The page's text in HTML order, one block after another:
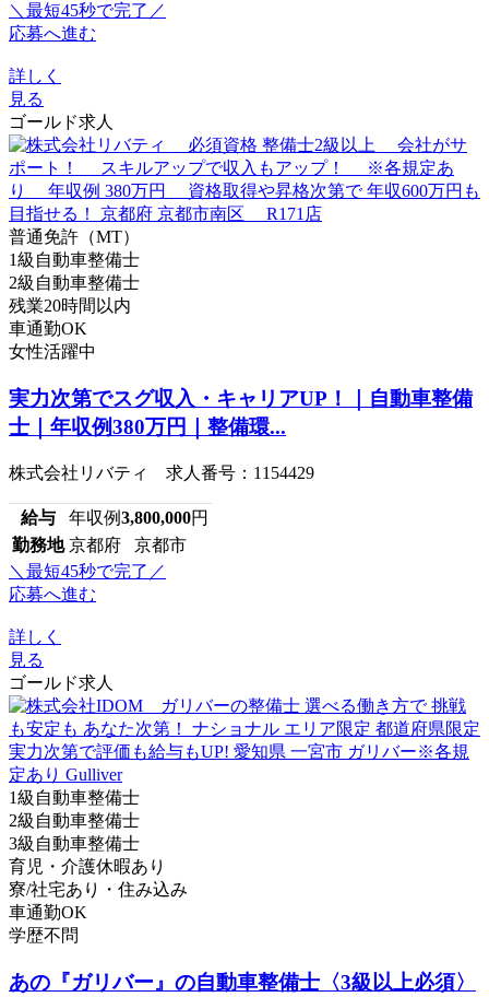
＼最短45秒で完了／
応募へ進む
詳しく
見る
ゴールド求人
普通免許（MT）
1級自動車整備士
2級自動車整備士
残業20時間以内
車通勤OK
女性活躍中
実力次第でスグ収入・キャリアUP！｜自動車整備
士｜年収例380万円｜整備環...
株式会社リバティ 求人番号：1154429
給与 年収例3,800,000円
勤務地 京都府 京都市
＼最短45秒で完了／
応募へ進む
詳しく
見る
ゴールド求人
1級自動車整備士
2級自動車整備士
3級自動車整備士
育児・介護休暇あり
寮/社宅あり・住み込み
車通勤OK
学歴不問
あの『ガリバー』の自動車整備士〈3級以上必須〉